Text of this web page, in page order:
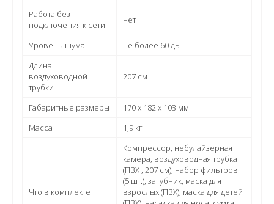
Работа без
подключения к сети
нет
Уровень шума
не более 60 дБ
Длина
воздуховодной
трубки
207 см
Габаритные размеры
170 x 182 x 103 мм
Масса
1,9 кг
Что в комплекте
Компрессор, небулайзерная
камера, воздуховодная трубка
(ПВХ , 207 см), набор фильтров
(5 шт.), загубник, маска для
взрослых (ПВХ), маска для детей